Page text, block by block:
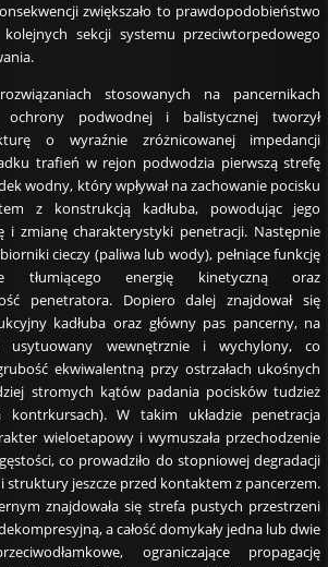
zwiększało to prawdopodobieństwo
kolejnych sekcji systemu przeciwtorpedowego
stosowanych na pancernikach
ochrony podwodnej i balistycznej tworzył
o wyraźnie zróżnicowanej impedancji
trafień w rejon podwodzia pierwszą strefę
wodny, który wpływał na zachowanie pocisku
z konstrukcją kadłuba, powodując jego
i zmianę charakterystyki penetracji. Następnie
cieczy (paliwa lub wody), pełniące funkcję
tłumiącego energię kinetyczną oraz
penetratora. Dopiero dalej znajdował się
kadłuba oraz główny pas pancerny, na
usytuowany wewnętrznie i wychylony, co
ekwiwalentną przy ostrzałach ukośnych
stromych kątów padania pocisków tudzież
kontrkursach). W takim układzie penetracja
wieloetapowy i wymuszała przechodzenie
co prowadziło do stopniowej degradacji
struktury jeszcze przed kontaktem z pancerzem.
znajdowała się strefa pustych przestrzeni
a całość domykały jedna lub dwie
ograniczające propagację